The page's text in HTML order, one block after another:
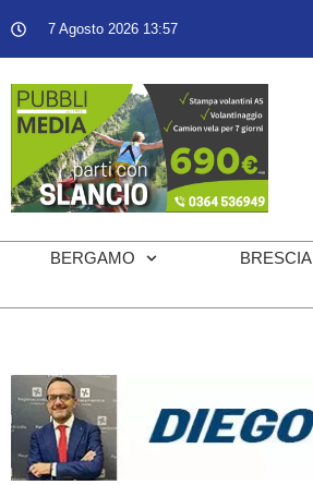
7 Agosto 2026 13:57
BERGAMO BRESCIA